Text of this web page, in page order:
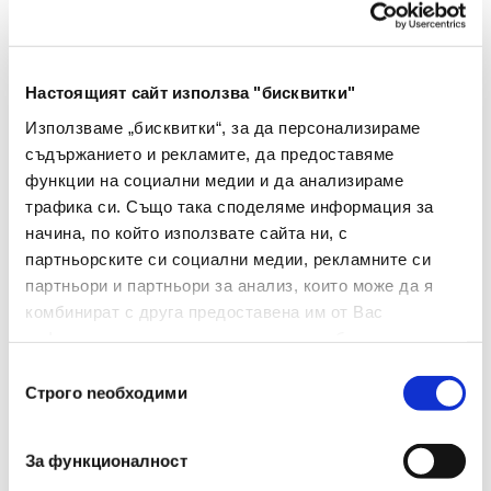
Настоящият сайт използва "бисквитки"
Използваме „бисквитки“, за да персонализираме
съдържанието и рекламите, да предоставяме
функции на социални медии и да анализираме
трафика си. Също така споделяме информация за
начина, по който използвате сайта ни, с
партньорските си социални медии, рекламните си
партньори и партньори за анализ, които може да я
комбинират с друга предоставена им от Вас
наСтрого nеобходими
За функционалност
Тип Съвместима тонер касета
Вид TN3512
Капацитет
Brother MFC L6900 DWT
Brother MFC-L6900 DW
Brother MFC-L6800
L6800 DW Brother MFC-
L5750 DW Brother MFC-